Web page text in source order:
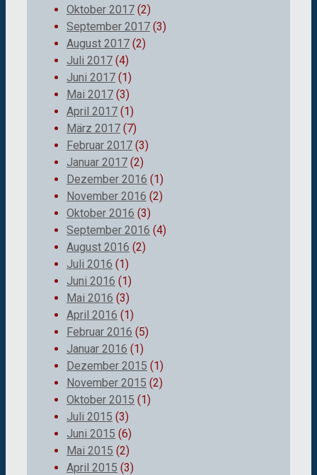
Oktober 2017 (2)
September 2017 (3)
August 2017 (2)
Juli 2017 (4)
Juni 2017 (1)
Mai 2017 (3)
April 2017 (1)
März 2017 (7)
Februar 2017 (3)
Januar 2017 (2)
Dezember 2016 (1)
November 2016 (2)
Oktober 2016 (3)
September 2016 (4)
August 2016 (2)
Juli 2016 (1)
Juni 2016 (1)
Mai 2016 (3)
April 2016 (1)
Februar 2016 (5)
Januar 2016 (1)
Dezember 2015 (1)
November 2015 (2)
Oktober 2015 (1)
Juli 2015 (3)
Juni 2015 (6)
Mai 2015 (2)
April 2015 (3)